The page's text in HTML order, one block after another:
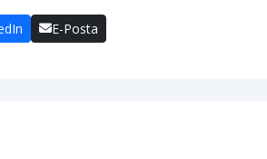
E-Posta